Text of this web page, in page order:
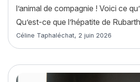
l’animal de compagnie ! Voici ce
Qu’est-ce que l’hépatite de
Article rédigé par
Céline Taphaléchat, 2 juin 2026